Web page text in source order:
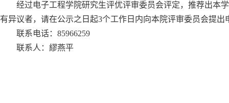
经过电子工程学院研究生评优评审委员会评定，推荐出本
有异议者，请在公示之日起3个工作日内向本院评审委员会提出
联系电话：85966259
联系人：繆燕平